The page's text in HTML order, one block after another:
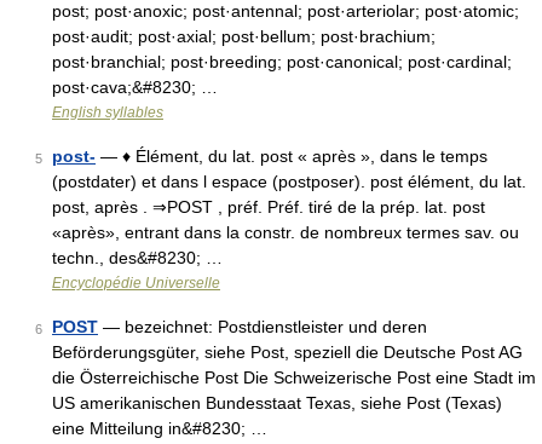
post; post·anoxic; post·antennal; post·arteriolar; post·atomic;
post·audit; post·axial; post·bellum; post·brachium;
post·branchial; post·breeding; post·canonical; post·cardinal;
post·cava;&#8230; …
English syllables
5 post- — ♦ Élément, du lat. post « après », dans le temps
(postdater) et dans l espace (postposer). post élément, du lat.
post, après . ⇒POST , préf. Préf. tiré de la prép. lat. post
«après», entrant dans la constr. de nombreux termes sav. ou
techn., des&#8230; …
Encyclopédie Universelle
6 POST — bezeichnet: Postdienstleister und deren
Beförderungsgüter, siehe Post, speziell die Deutsche Post AG
die Österreichische Post Die Schweizerische Post eine Stadt im
US amerikanischen Bundesstaat Texas, siehe Post (Texas)
eine Mitteilung in&#8230; …